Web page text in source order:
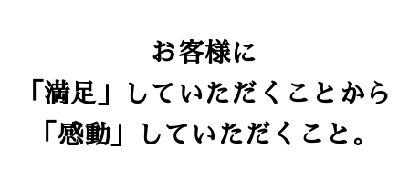
お客様に
「満足」していただくことから
「感動」していただくこと。